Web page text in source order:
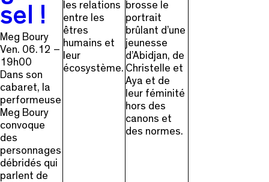
sel !
Meg Boury
Ven. 06.12 –
19h00
Dans son
cabaret, la
performeuse
Meg Boury
convoque
des
personnages
débridés qui
parlent de
les relations
entre les
êtres
humains et
leur
écosystème.
brosse le
portrait
brûlant d’une
jeunesse
d’Abidjan, de
Christelle et
Aya et de
leur féminité
hors des
canons et
des normes.